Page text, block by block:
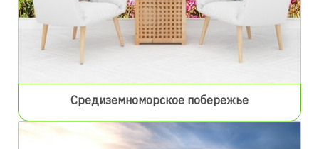
Средиземноморское побережье